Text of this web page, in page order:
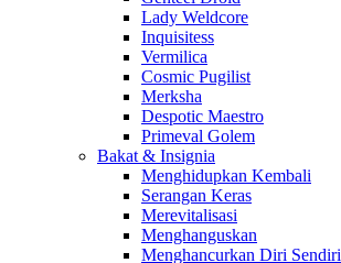
Lady Weldcore
Inquisitess
Vermilica
Cosmic Pugilist
Merksha
Despotic Maestro
Primeval Golem
Bakat & Insignia
Menghidupkan Kembali
Serangan Keras
Merevitalisasi
Menghanguskan
Menghancurkan Diri Sendiri